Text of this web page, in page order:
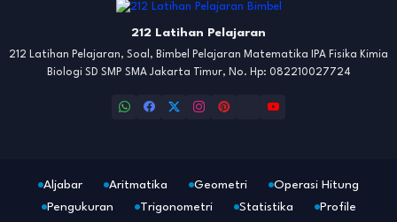
212 Latihan Pelajaran
212 Latihan Pelajaran, Soal, Bimbel Pelajaran Matematika IPA Fisika Kimia
Biologi SD SMP SMA Jakarta Timur, No. Hp: 082210027724
Aljabar Aritmatika Geometri
Operasi Hitung
Pengukuran
Trigonometri Statistika Profile